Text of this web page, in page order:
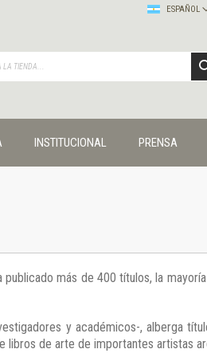
ESPAÑOL
INSTITUCIONAL PRENSA
más de 400 títulos, la
y académicos-, alberga
libros de arte de importantes artistas